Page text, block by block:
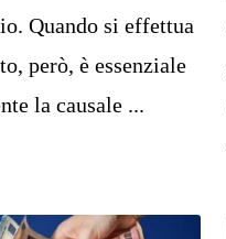
Quando si effettua
però, è essenziale
la causale ...